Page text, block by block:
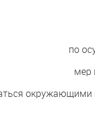
по
мер
окружающими